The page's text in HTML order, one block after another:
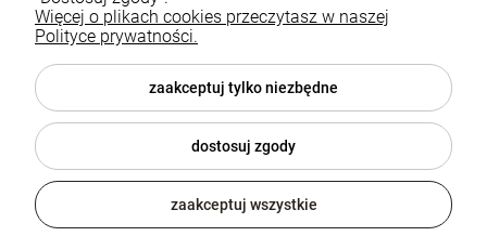
Płatności i dostawa
Informacje
O nas
Więcej o plikach cookies przeczytasz w naszej
Polityce prywatności.
zaakceptuj tylko niezbędne
dostosuj zgody
zaakceptuj wszystkie